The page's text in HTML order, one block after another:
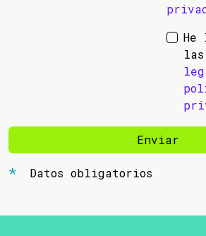
He
las
Enviar
Datos obligatorios